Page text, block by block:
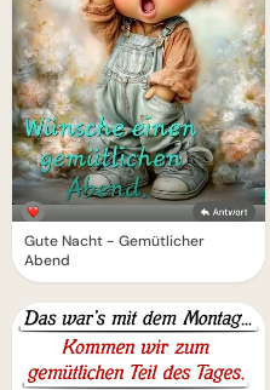
Gute Nacht - Gemütlicher
Abend